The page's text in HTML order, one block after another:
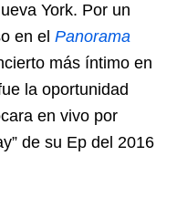
York. Por un
en el Panorama
más íntimo en
la oportunidad
en vivo por
de su Ep del 2016